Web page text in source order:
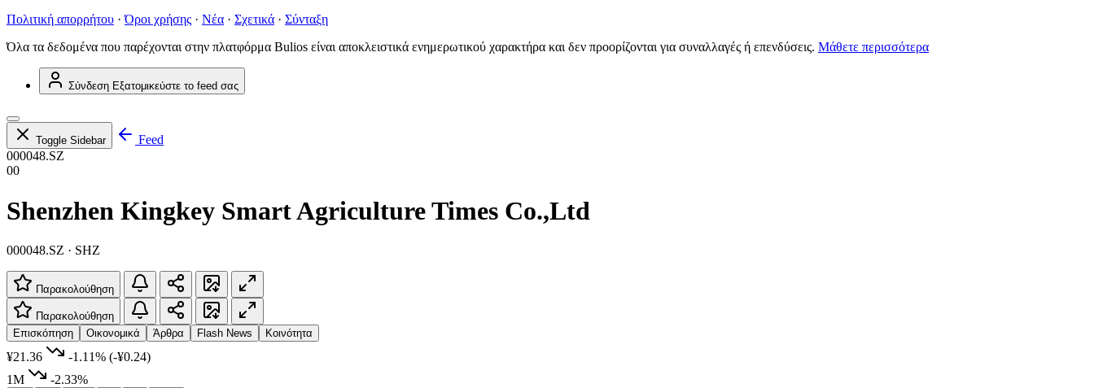
Πολιτική απορρήτου · Όροι χρήσης · Νέα · Σχετικά · Σύνταξη
Όλα τα δεδομένα που παρέχονται στην πλατφόρμα Bulios είναι αποκλειστικά ενημερωτικού χαρακτήρα και δεν προορίζονται για συναλλαγές ή επενδύσεις. Μάθετε περισσότερα
Σύνδεση Εξατομικεύστε το feed σας
Toggle Sidebar
Feed
000048.SZ
00
Shenzhen Kingkey Smart Agriculture Times Co.,Ltd
000048.SZ · SHZ
Παρακολούθηση
Παρακολούθηση
Επισκόπηση
Οικονομικά Άρθρα Flash News Κοινότητα
¥21.36 -1.11% (-¥0.24)
1M
-2.33%